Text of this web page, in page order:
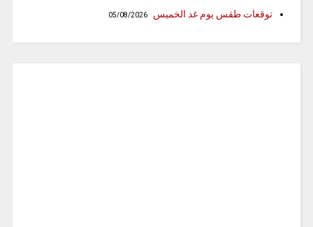
توقعات طقس يوم غد الخميس 05/08/2026